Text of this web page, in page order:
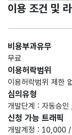
이용 조건 및
비용부과유무
무료
이용허락범위
이용허락범위 제한
심의유형
개발단계 : 자동승
신청 가능 트래픽
개발계정 : 10,000 /